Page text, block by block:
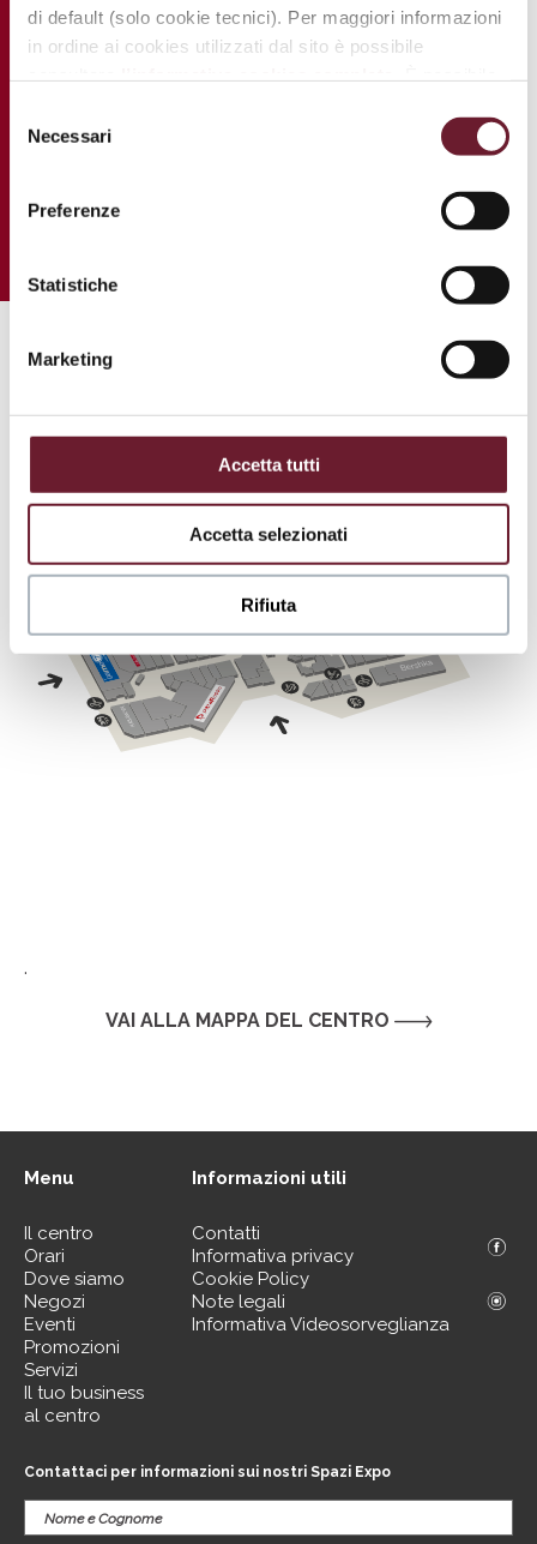
di default (solo cookie tecnici). Per maggiori informazioni
in ordine ai cookies utilizzati dal sito è possibile
mediante il link “
delNecessari
Preferenze
Statistiche
Marketing
Accetta tutti
Accetta selezionati
Rifiuta
.
VAI ALLA MAPPA DEL CENTRO
Menu
Il centro
Orari
Dove siamo
Negozi
Eventi
Promozioni
Servizi
Il tuo business
al centro
Informazioni utili
Contatti
Informativa privacy
Cookie Policy
Note legali
Informativa Videosorveglianza
Contattaci per informazioni sui nostri Spazi Expo